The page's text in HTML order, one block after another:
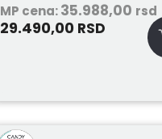
MP cena:35.988,00 rsd
29.490,00 RSD